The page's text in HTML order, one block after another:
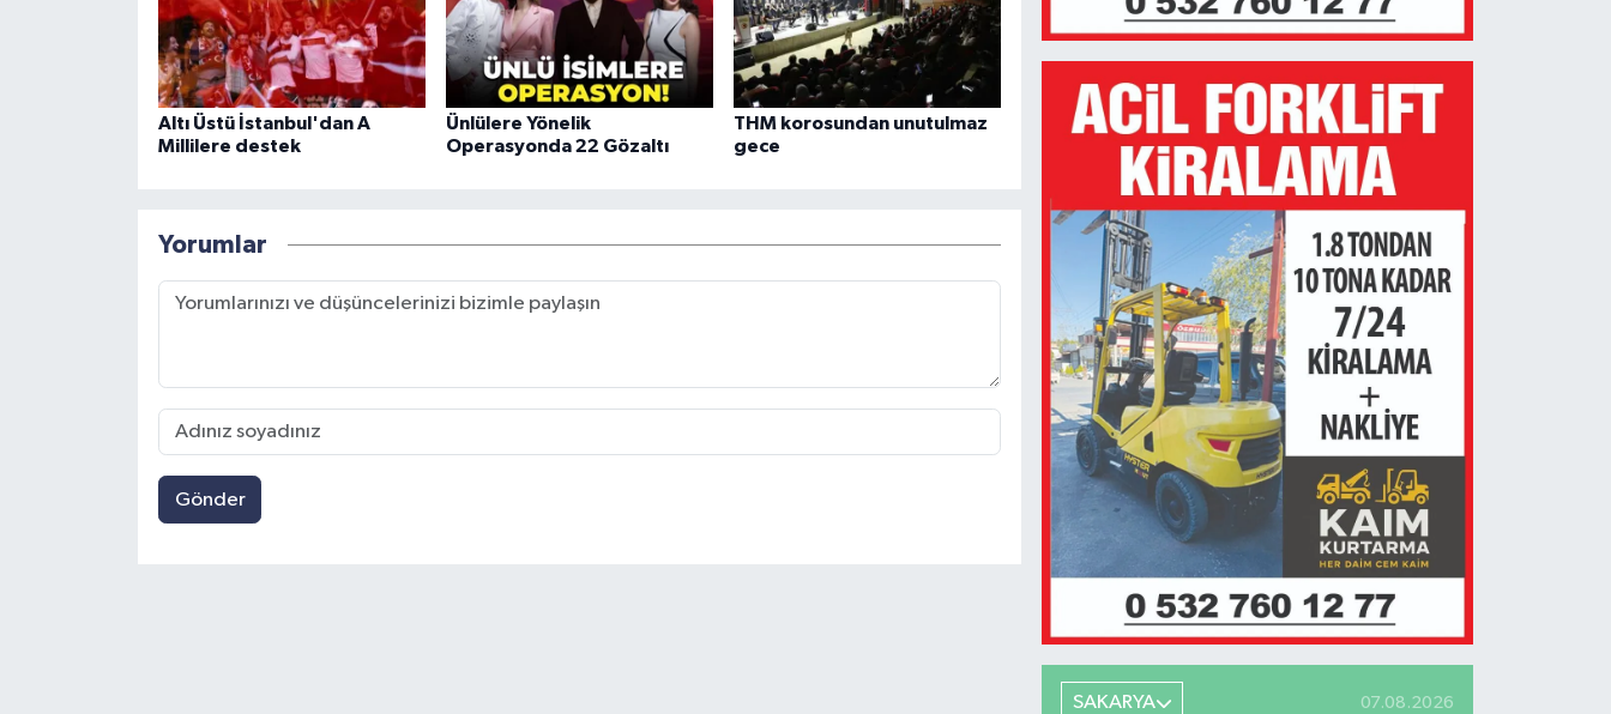
Altı Üstü İstanbul'dan A
Millilere destek
Ünlülere Yönelik
Operasyonda 22 Gözaltı
THM korosundan unutulmaz
gece
Yorumlar
Gönder
SAKARYA 07.08.2026